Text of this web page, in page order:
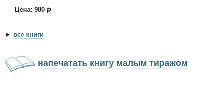
Цена: 980
► все книги
напечатать книгу малым тиражом